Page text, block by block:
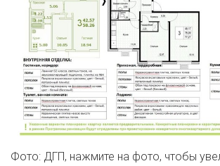
Фото: ДГП, нажмите на фото, чтобы